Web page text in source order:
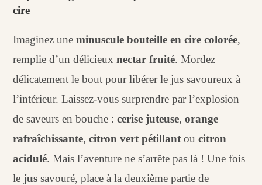
cire
Imaginez uneminuscule bouteille en cire colorée,
remplie d’un délicieuxnectar fruité. Mordez
délicatement le bout pour libérer le jus savoureux à
l’intérieur. Laissez-vous surprendre par l’explosion
de saveurs en bouche :cerise juteuse,orange
rafraîchissante,citron vert pétillant oucitron
acidulé. Mais l’aventure ne s’arrête pas là ! Une fois
le jus savouré, place à la deuxième partie de